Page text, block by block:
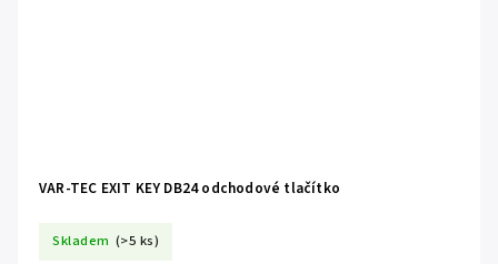
VAR-TEC EXIT KEY DB24 odchodové tlačítko
Skladem (>5 ks)